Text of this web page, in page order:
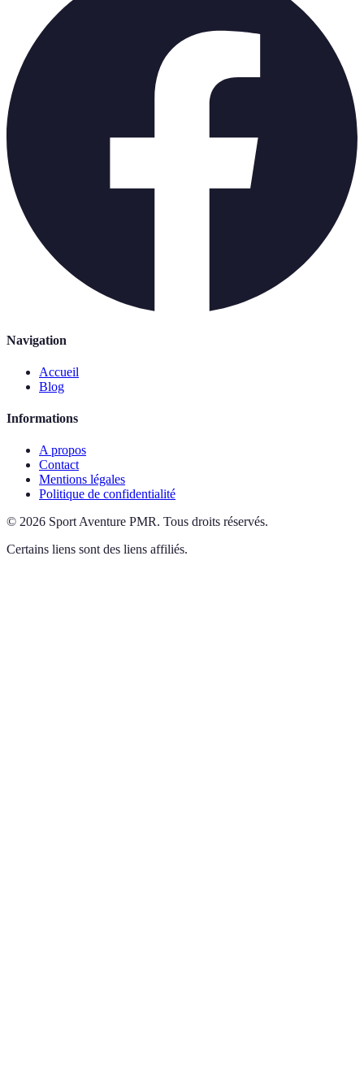
Navigation
Accueil
Blog
Informations
A propos
Contact
Mentions légales
Politique de confidentialité
© 2026 Sport Aventure PMR. Tous droits réservés.
Certains liens sont des liens affiliés.